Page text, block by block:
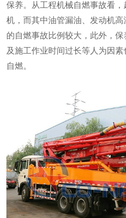
保养。从工程机械自燃事故看
机，而其中油管漏油、发动机
的自燃事故比例较大，此外，
及施工作业时间过长等人为因
自燃。